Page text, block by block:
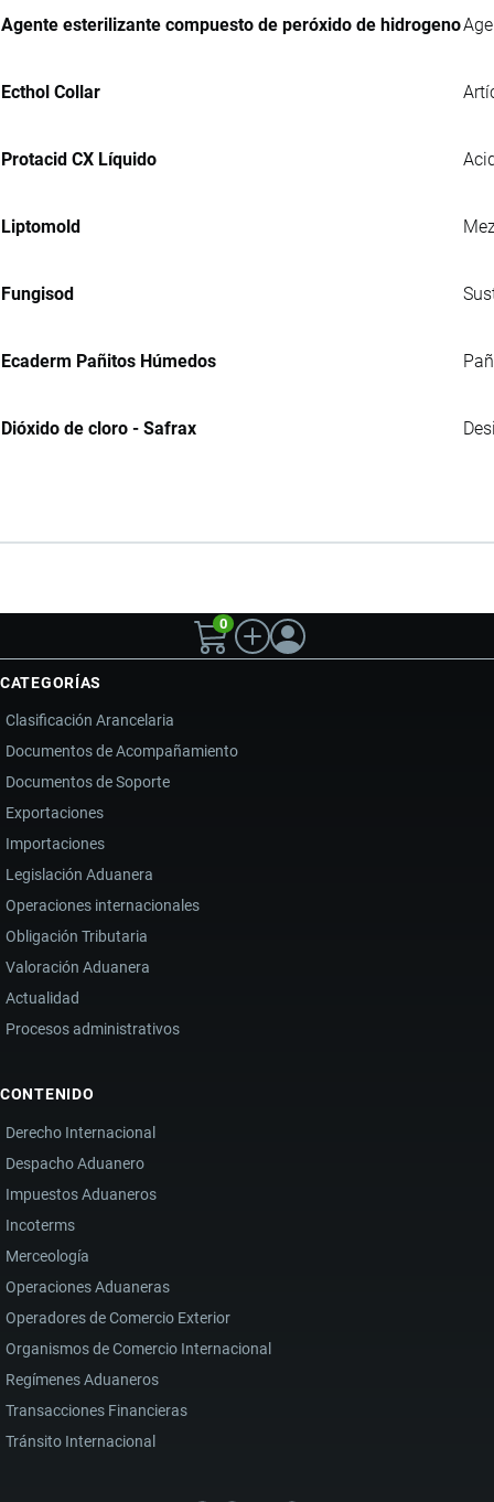
Agente esterilizante compuesto de peróxido de hidrogeno
Ecthol Collar
Protacid CX Líquido
Liptomold
Fungisod
Ecaderm Pañitos Húmedos
Dióxido de cloro - Safrax
0
CATEGORÍAS
Clasificación Arancelaria
Documentos de Acompañamiento
Documentos de Soporte
Exportaciones
Importaciones
Legislación Aduanera
Operaciones internacionales
Obligación Tributaria
Valoración Aduanera
Actualidad
Procesos administrativos
CONTENIDO
Derecho Internacional
Despacho Aduanero
Impuestos Aduaneros
Incoterms
Merceología
Operaciones Aduaneras
Operadores de Comercio Exterior
Organismos de Comercio Internacional
Regímenes Aduaneros
Transacciones Financieras
Tránsito Internacional